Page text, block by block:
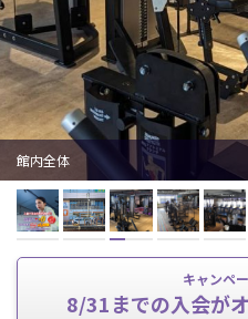
館内全体
キャンペ
8/31までの入会が